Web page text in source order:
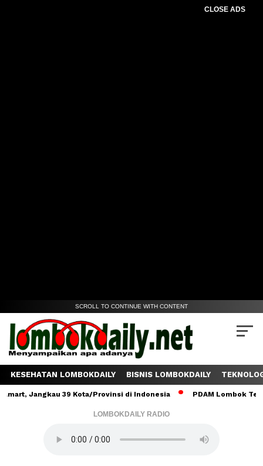
CLOSE ADS
SCROLL TO CONTINUE WITH CONTENT
KESEHATAN LOMBOKDAILY BISNIS LOMBOKDAILY
39 Kota/Provinsi di Indonesia PDAM Lombok Tengah
LOMBOKDAILY RADIO